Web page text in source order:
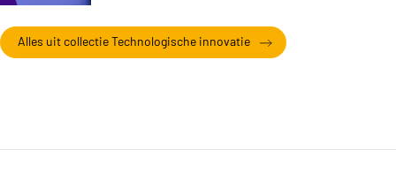
Alles uit collectie Technologische innovatie